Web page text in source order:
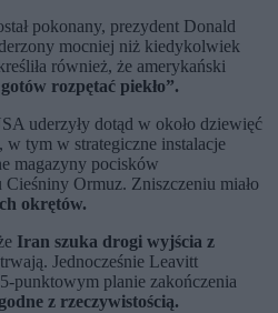
pokonany, prezydent Donald
mocniej niż kiedykolwiek
również, że amerykański
rozpętać piekło”.
uderzyły dotąd w około dziewięć
tym w strategiczne instalacje
magazyny pocisków
Ormuz. Zniszczeniu miało
okrętów.
Iran szuka drogi wyjścia z
Jednocześnie Leavitt
punktowym planie zakończenia
z rzeczywistością.